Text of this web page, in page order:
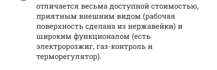
отличается весьма доступной стоимостью,
приятным внешним видом (рабочая
поверхность сделана из нержавейки) и
широким функционалом (есть
электророзжиг, газ-контроль и
терморегулятор).